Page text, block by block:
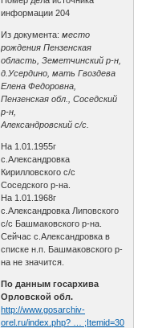
информации 204
Из документа:место
рождения Пензенская
область, Земетчинский р-н,
д.Усердино, мать Гвоздева
Елена Федоровна,
Пензенская обл., Соседский
р-н,
Александровский с/с.
На 1.01.1955г
с.Александровка
Кирилловского с/с
Соседского р-на.
На 1.01.1968г
с.Александровка Липовского
с/с Башмаковского р-на.
Сейчас с.Александровка в
списке н.п. Башмаковского р-
на не значится.
По данным госархива
Орловской обл.
http://www.gosarchiv-
orel.ru/index.php? … ;Itemid=30